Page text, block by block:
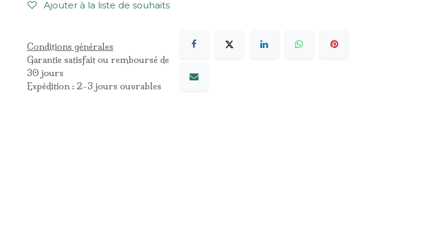
Ajouter à la liste de souhaits
Conditions générales
Garantie satisfait ou remboursé de
30 jours
Expédition : 2-3 jours ouvrables